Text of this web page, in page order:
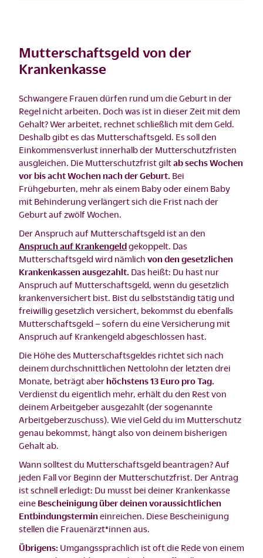
Mutterschaftsgeld von der
Krankenkasse
Schwangere Frauen dürfen rund um die Geburt in der
Regel nicht arbeiten. Doch was ist in dieser Zeit mit dem
Gehalt? Wer arbeitet, rechnet schließlich mit dem Geld.
Deshalb gibt es das Mutterschaftsgeld. Es soll den
Einkommensverlust innerhalb der Mutterschutzfristen
ausgleichen. Die Mutterschutzfrist giltab sechs Wochen
vor bis acht Wochen nach der Geburt. Bei
Frühgeburten, mehr als einem Baby oder einem Baby
mit Behinderung verlängert sich die Frist nach der
Geburt auf zwölf Wochen.
Der Anspruch auf Mutterschaftsgeld ist an den
Anspruch auf Krankengeldgekoppelt. Das
Mutterschaftsgeld wird nämlich von den gesetzlichen
Krankenkassenausgezahlt. Das heißt: Du hast nur
Anspruch auf Mutterschaftsgeld, wenn du gesetzlich
krankenversichert bist. Bist du selbstständig tätig und
freiwillig gesetzlich versichert, bekommst du ebenfalls
Mutterschaftsgeld – sofern du eine Versicherung mit
Anspruch auf Krankengeld abgeschlossen hast.
Die Höhe des Mutterschaftsgeldes richtet sich nach
deinem durchschnittlichen Nettolohn der letzten drei
Monate, beträgt aberhöchstens 13 Euro pro Tag.
Verdienst du eigentlich mehr, erhält du den Rest von
deinem Arbeitgeber ausgezahlt (der sogenannte
Arbeitgeberzuschuss). Wie viel Geld du im Mutterschutz
genau bekommst, hängt also von deinem bisherigen
Gehalt ab.
Wann solltest du Mutterschaftsgeld beantragen? Auf
jeden Fall vor Beginn der Mutterschutzfrist. Der Antrag
ist schnell erledigt: Du musst bei deiner Krankenkasse
eine Bescheinigung über deinen voraussichtlichen
Entbindungstermineinreichen. Diese Bescheinigung
stellen die Frauenärzt*innen aus.
Übrigens: Umgangssprachlich ist oft die Rede von einem